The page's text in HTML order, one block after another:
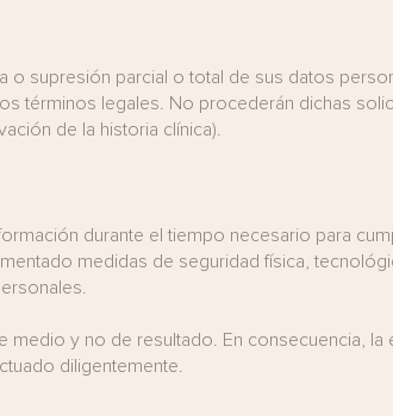
o supresión parcial o total de sus datos
términos legales. No procederán dichas
de la historia clínica).
durante el tiempo necesario para
medidas de seguridad física,
y no de resultado. En consecuencia, la
diligentemente.